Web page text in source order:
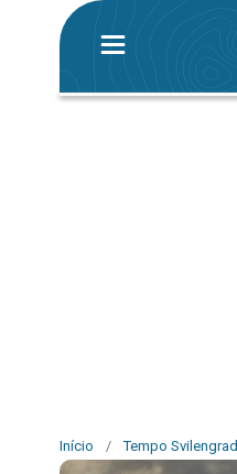
Início / Tempo Svilengrad